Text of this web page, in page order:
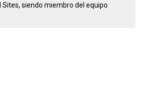
siendo miembro del equipo